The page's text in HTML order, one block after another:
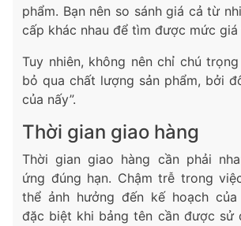
phẩm. Bạn nên so sánh giá cả từ
cấp khác nhau để tìm được mức
Tuy nhiên, không nên chỉ chú
bỏ qua chất lượng sản phẩm, bởi
của nấy”.
Thời gian giao hàng
Thời gian giao hàng cần phải
ứng đúng hạn. Chậm trễ trong
thể ảnh hưởng đến kế hoạch của
đặc biệt khi bảng tên cần được sử